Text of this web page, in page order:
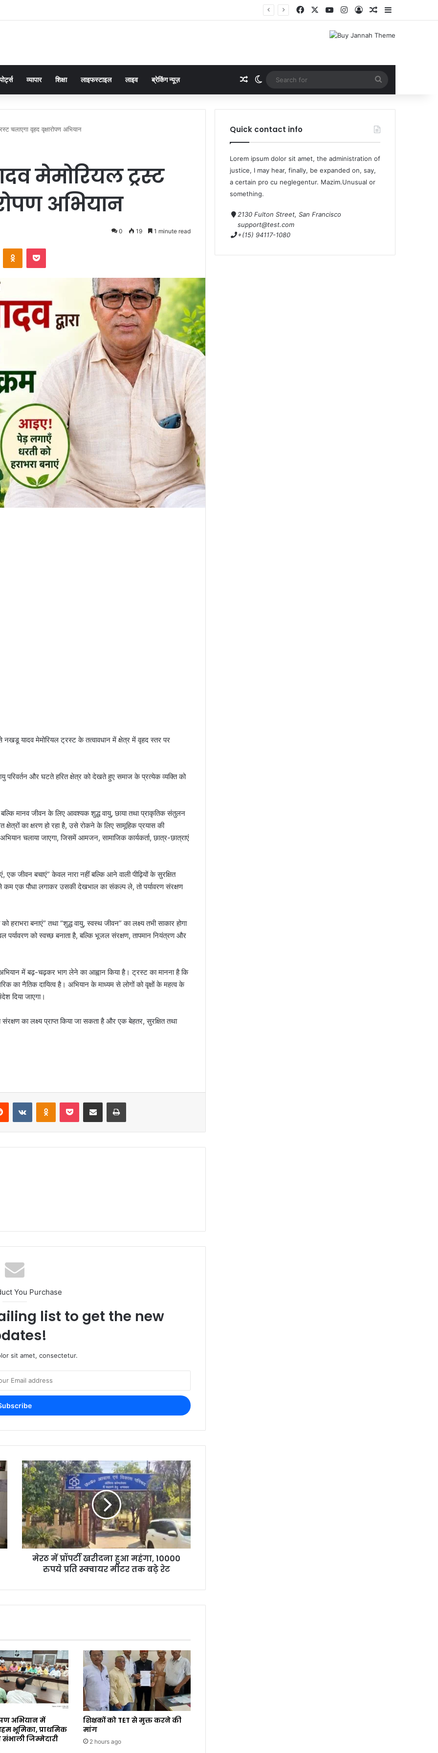
में शिक्षकों की अहम भूमिका, प्राथमिक शिक्षक संघ ने संभाली जिम्मेदारी
व्यापार शिक्षा लाइफस्टाइल लाइव ब्रेकिंग न्यूज़
चलाएगा वृहद वृक्षारोपण अभियान
मेमोरियल ट्रस्ट
अभियान
0 19 1 minute read
से नखडू यादव मेमोरियल ट्रस्ट के तत्वावधान में क्षेत्र में वृहद स्तर पर
और घटते हरित क्षेत्र को देखते हुए समाज के प्रत्येक व्यक्ति को
बल्कि मानव जीवन के लिए आवश्यक शुद्ध वायु, छाया तथा प्राकृतिक संतुलन
का क्षरण हो रहा है, उसे रोकने के लिए सामूहिक प्रयास की
चलाया जाएगा, जिसमें आमजन, सामाजिक कार्यकर्ता, छात्र-छात्राएं
जीवन बचाएं” केवल नारा नहीं बल्कि आने वाली पीढ़ियों के सुरक्षित
कम एक पौधा लगाकर उसकी देखभाल का संकल्प ले, तो पर्यावरण संरक्षण
बनाएं” तथा “शुद्ध वायु, स्वस्थ जीवन” का लक्ष्य तभी साकार होगा
को स्वच्छ बनाता है, बल्कि भूजल संरक्षण, तापमान नियंत्रण और
में बढ़-चढ़कर भाग लेने का आह्वान किया है। ट्रस्ट का मानना है कि
का नैतिक दायित्व है। अभियान के माध्यम से लोगों को वृक्षों के महत्व के
दिया जाएगा।
संरक्षण का लक्ष्य प्राप्त किया जा सकता है और एक बेहतर, सुरक्षित तथा
You Purchase
list to get the new
sit amet, consectetur.
मेरठ में प्रॉपर्टी खरीदना हुआ महंगा, 10000
रुपये प्रति स्क्वायर मीटर तक बढ़े रेट​
अभियान में
भूमिका, प्राथमिक
जिम्मेदारी
शिक्षकों को TET से मुक्त करने की
मांग
2 hours ago
Quick contact info
Lorem ipsum dolor sit amet, the administration of
justice, I may hear, finally, be expanded on, say,
a certain pro cu neglegentur. Mazim.Unusual or
something.
2130 Fulton Street, San Francisco
support@test.com
+(15) 94117-1080